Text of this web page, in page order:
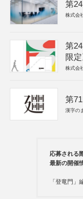
第
株式会
第
限定
株式会
第
漢字の
応募される
最新の開催
「登竜門」